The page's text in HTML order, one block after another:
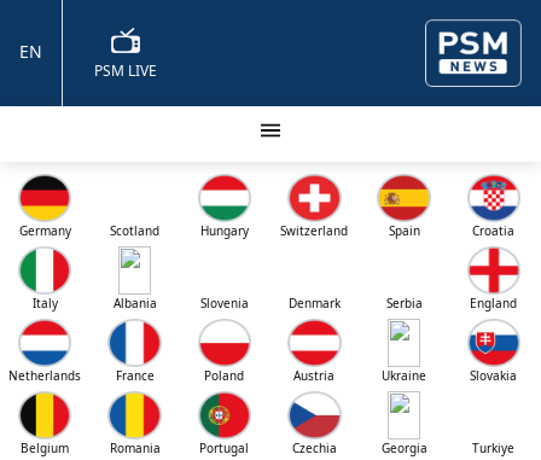
PSM LIVE
EN
Germany Scotland Hungary Switzerland Spain Croatia
Italy Albania Slovenia Denmark Serbia England
Netherlands France Poland Austria Ukraine Slovakia
Belgium Romania Portugal Czechia Georgia Turkiye